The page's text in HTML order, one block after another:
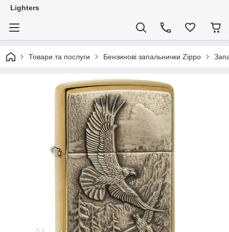
Lighters
Товари та послуги Бензинові запальнички Zippo